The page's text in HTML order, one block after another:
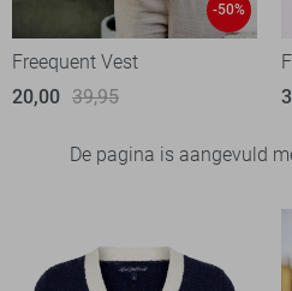
-50%
Freequent Vest
20,00 39,95
De pagina is aangevuld